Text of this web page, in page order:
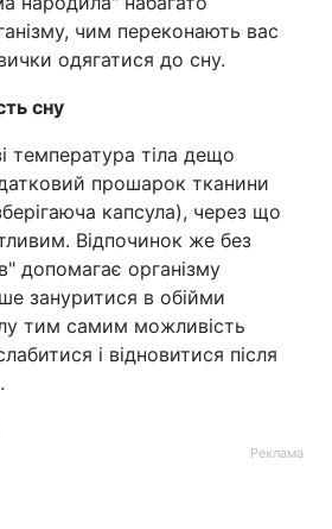
чим переконають вас
одягатися до сну.
сну
температура тіла дещо
прошарок тканини
капсула), через що
Відпочинок же без
допомагає організму
зануритися в обійми
тим самим можливість
і відновитися після
Реклама